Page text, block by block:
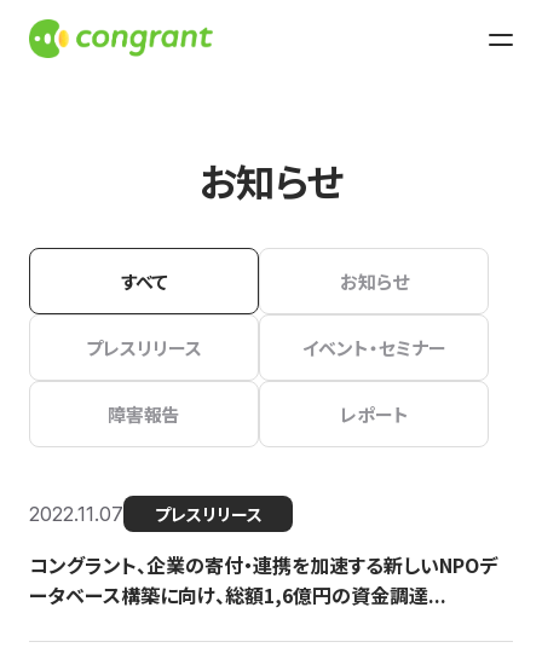
お知らせ
すべて お知らせ
プレスリリース イベント・セミナー
障害報告 レポート
2022.11.07 プレスリリース
コングラント、企業の寄付・連携を加速する新しいNPOデ
ータベース構築に向け、総額1,6億円の資金調達...